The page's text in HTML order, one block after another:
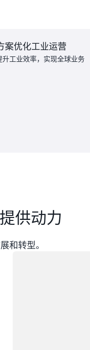
案优化工业运营
工业效率，实现全球业务
供动力
和转型。